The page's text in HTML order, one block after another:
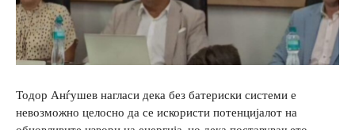
Тодор Анѓушев нагласи дека без батериски системи е
невозможно целосно да се искористи потенцијалот на